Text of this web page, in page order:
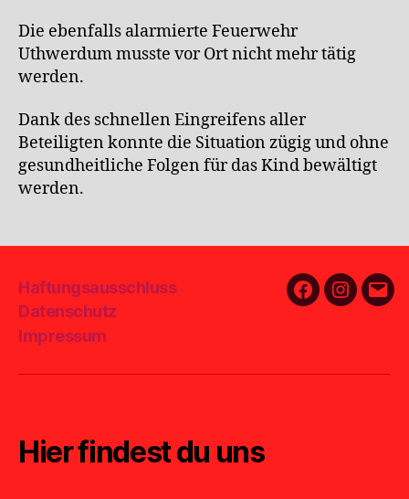
Die ebenfalls alarmierte Feuerwehr
Uthwerdum musste vor Ort nicht mehr tätig
werden.
Dank des schnellen Eingreifens aller
Beteiligten konnte die Situation zügig und ohne
gesundheitliche Folgen für das Kind bewältigt
werden.
Haftungsausschluss
Datenschutz
Impressum
FacebookE-
Hier findest du uns